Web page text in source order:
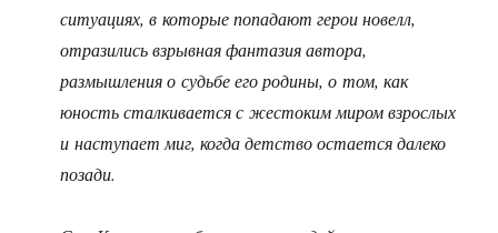
ситуациях, в которые попадают герои новелл,
отразились взрывная фантазия автора,
размышления о судьбе его родины, о том, как
юность сталкивается с жестоким миром взрослых
и наступает миг, когда детство остается далеко
позади.